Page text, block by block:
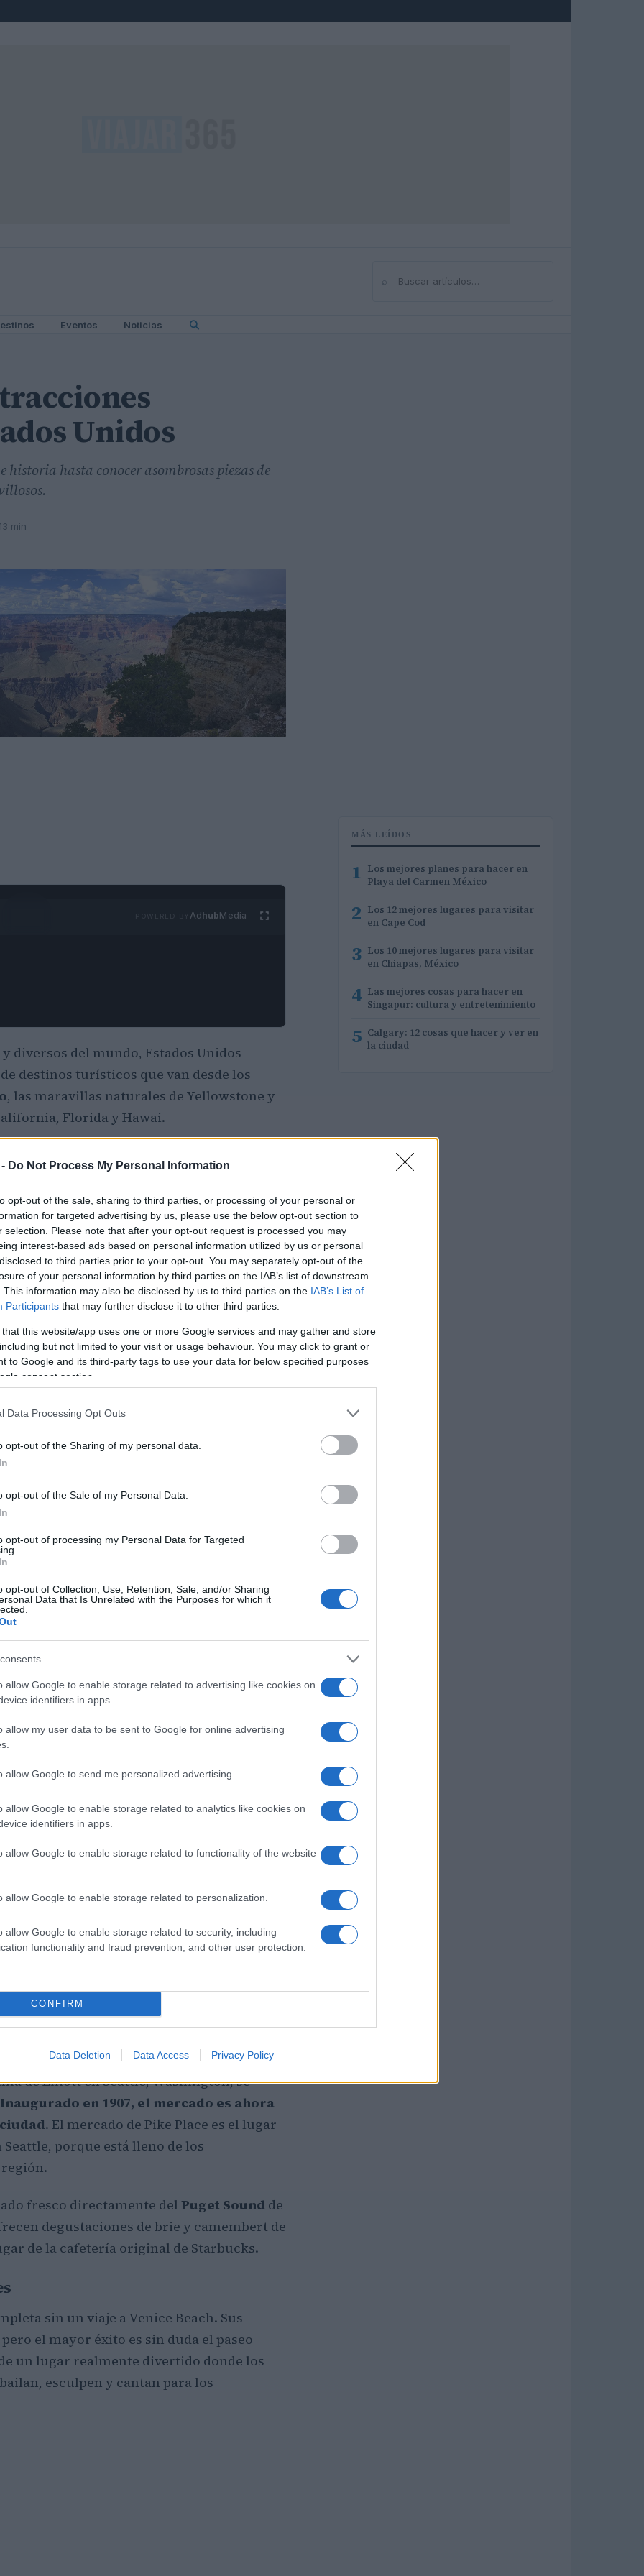
Do Not Process My Personal Information
opt-out of the sale, sharing to third parties, or processing of your personal or
for targeted advertising by us, please use the below opt-out section to
selection. Please note that after your opt-out request is processed you may
interest-based ads based on personal information utilized by us or personal
to third parties prior to your opt-out. You may separately opt-out of the
of your personal information by third parties on the IAB’s list of downstream
This information may also be disclosed by us to third parties on the IAB’s List of
Participants that may further disclose it to other third parties.
that this website/app uses one or more Google services and may gather and store
but not limited to your visit or usage behaviour. You may click to grant or
to Google and its third-party tags to use your data for below specified purposes
consent section.
Data Processing Opt Outs
opt-out of the Sharing of my personal data.
opt-out of the Sale of my Personal Data.
opt-out of processing my Personal Data for Targeted
opt-out of Collection, Use, Retention, Sale, and/or Sharing
Data that Is Unrelated with the Purposes for which it
allow Google to enable storage related to advertising like cookies on
identifiers in apps.
allow my user data to be sent to Google for online advertising
allow Google to send me personalized advertising.
allow Google to enable storage related to analytics like cookies on
identifiers in apps.
allow Google to enable storage related to functionality of the website
allow Google to enable storage related to personalization.
allow Google to enable storage related to security, including
functionality and fraud prevention, and other user protection.
CONFIRM
Data Deletion Data Access Privacy Policy
⌕Buscar
Eventos Noticias
Unidos
historia hasta conocer asombrosas piezas de
min
AdhubMedia
diversos del mundo, Estados Unidos
destinos turísticos que van desde los
, las maravillas naturales de Yellowstone y
Florida y Hawai.
en este top 25 he intentado centrarme en
estadounidense sea el Monte
en
representa los rostros de cuatro
más grandes que la vida de
Lincoln y Theodore Roosevelt
Rushmore ofrece mejores vistas y
de Elliott en Seattle, Washington, se
Inaugurado en 1907, el mercado es ahora
. El mercado de Pike Place es el lugar
porque está lleno de los
fresco directamente del Puget Sound de
degustaciones de brie y camembert de
de la cafetería original de Starbucks.
sin un viaje a Venice Beach. Sus
el mayor éxito es sin duda el paseo
un lugar realmente divertido donde los
esculpen y cantan para los
MÁS LEÍDOS
1 Los mejores planes para hacer en
Playa del Carmen México
2 Los 12 mejores lugares para visitar
en Cape Cod
3 Los 10 mejores lugares para visitar
en Chiapas, México
4 Las mejores cosas para hacer en
Singapur: cultura y entretenimiento
5 Calgary: 12 cosas que hacer y ver en
la ciudad